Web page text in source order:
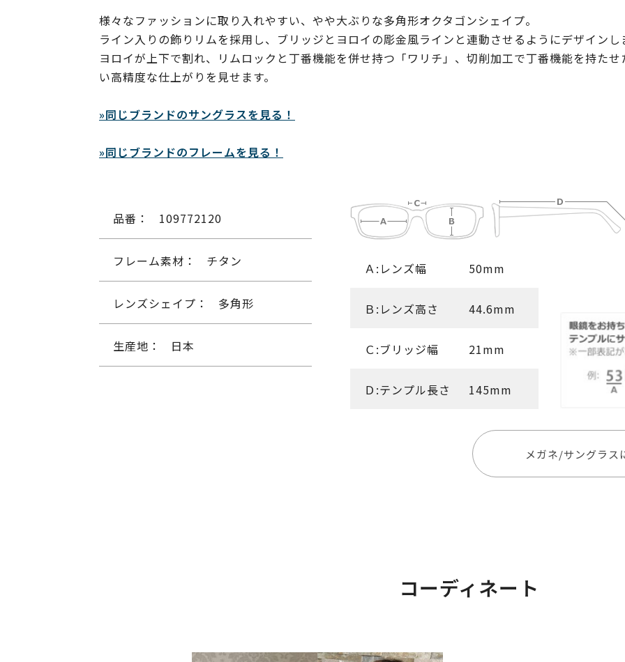
様々なファッションに取り入れやすい、やや大ぶりな多角形オクタゴンシェイプ。
ライン入りの飾りリムを採用し、ブリッジとヨロイの彫金風ラインと連動させるようにデザインし
ヨロイが上下で割れ、リムロックと丁番機能を併せ持つ「ワリチ」、切削加工で丁番機能を持た
い高精度な仕上がりを見せます。
»同じブランドのサングラスを見る！
»同じブランドのフレームを見る！
品番： 109772120
フレーム素材： チタン
レンズシェイプ： 多角形
生産地： 日本
Ａ:レンズ幅 50mm
Ｂ:レンズ高さ 44.6mm
Ｃ:ブリッジ幅 21mm
Ｄ:テンプル長さ 145mm
メガネ/サングラス
コーディネート